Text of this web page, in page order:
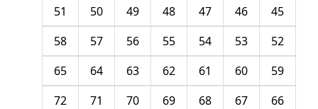
45
46
47
48
49
50
51
52
53
54
55
56
57
58
59
60
61
62
63
64
65
66
67
68
69
70
71
72